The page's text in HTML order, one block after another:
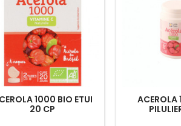
1000 BIO ETUI
20 CP